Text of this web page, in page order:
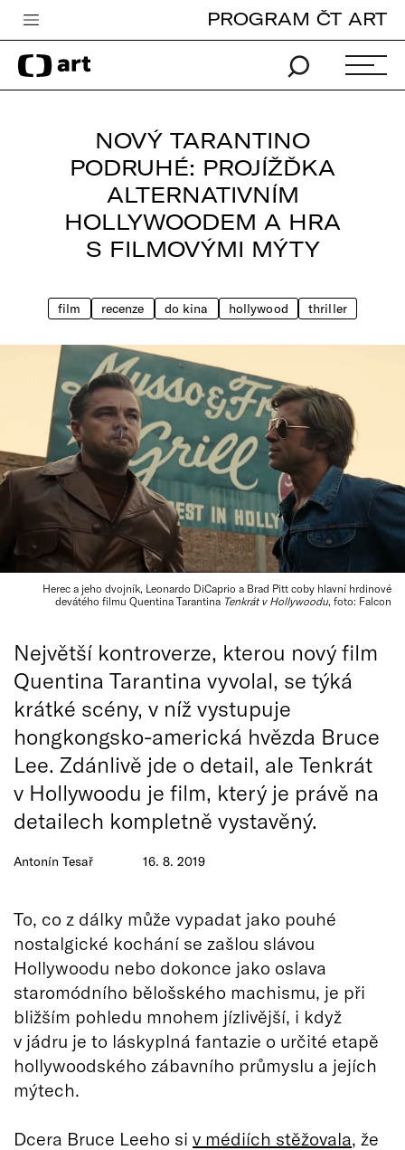
Česká televize
Zpravodajství
Vše o ČT
PROGRAM ČT ART
NOVÝ TARANTINO
PODRUHÉ: PROJÍŽĎKA
ALTERNATIVNÍM
HOLLYWOODEM A HRA
S FILMOVÝMI MÝTY
film recenze do kina hollywood thriller
Herec a jeho dvojník, Leonardo DiCaprio a Brad Pitt coby hlavní hrdinové
devátého filmu Quentina Tarantina Tenkrát v Hollywoodu, foto: Falcon
Antonín Tesař 16. 8. 2019
Největší kontroverze, kterou nový film
Quentina Tarantina vyvolal, se týká
krátké scény, v níž vystupuje
hongkongsko-americká hvězda Bruce
Lee. Zdánlivě jde o detail, ale Tenkrát
v Hollywoodu je film, který je právě na
detailech kompletně vystavěný.
To, co z dálky může vypadat jako pouhé
nostalgické kochání se zašlou slávou
Hollywoodu nebo dokonce jako oslava
staromódního bělošského machismu, je při
bližším pohledu mnohem jízlivější, i když
v jádru je to láskyplná fantazie o určité etapě
hollywoodského zábavního průmyslu a jejích
mýtech.
Dcera Bruce Leeho si v médiích stěžovala, že